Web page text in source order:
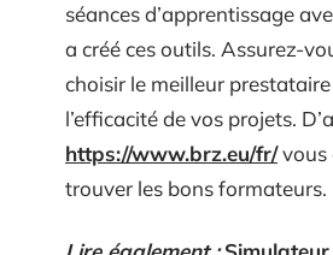
séances d’apprentissage
a créé ces outils. Assurez-
choisir le meilleur
l’efficacité de vos projets.
https://www.brz.eu/fr/vous
trouver les bons formateurs.